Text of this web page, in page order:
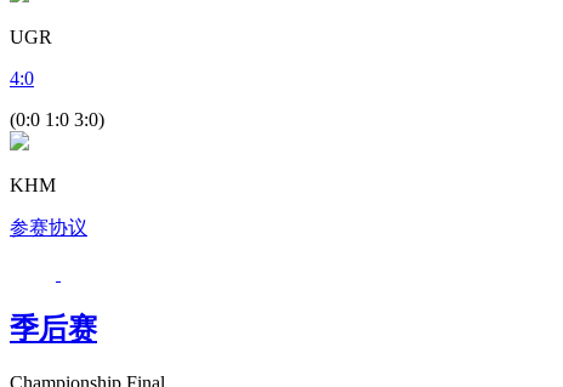
UGR
4:0
(0:0 1:0 3:0)
KHM
参赛协议
季后赛
Championship Final